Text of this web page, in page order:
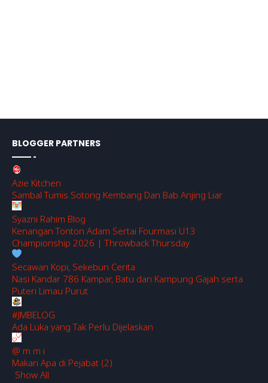
BLOGGER PARTNERS
Azie Kitchen
Sambal Tumis Sotong Kembang Dan Bab Anjing Liar
Syazni Rahim Blog
Kenangan Tonton Adam Sertai Fourmasi U13
Championship 2026 | Throwback Thursday
Secawan Kopi, Sekebun Cerita
Nasi Kandar 786 Kampar, Batu dan Kampung Gajah serta
Puteri Limau Purut
#JMBELOG
Ada Luka yang Tak Perlu Dijelaskan
@ m m i
Makan Apa di Pejabat (2)
Show All